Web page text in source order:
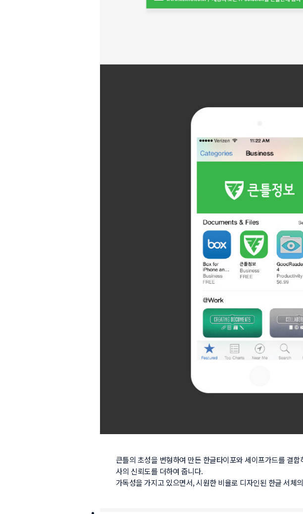
큰틀의 초성을 변형하여 만든 한글타이포와 세이프가드를 결
사의 신뢰도를 더하여 줍니다.
가독성을 가지고 있으면서, 시원한 비율로 디자인된 한글 서체